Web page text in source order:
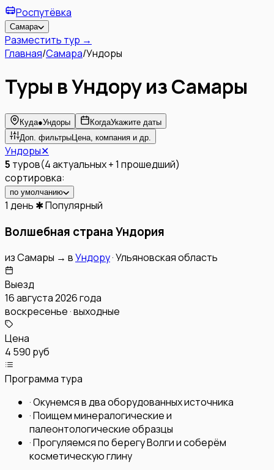
Роспутёвка
Самара
Разместить тур →
Главная/Самара/Ундоры
Туры в Ундору из Самары
Куда●Ундоры КогдаУкажите даты
Доп. фильтры Цена, компания и др.
Ундоры✕
5 туров(4актуальных+1 прошедший)
сортировка:
по умолчанию
1 день ✱ Популярный
Волшебная страна Ундория
изСамары → вУндору·Ульяновская область
Выезд
16 августа 2026 года
воскресенье · выходные
Цена
4 590 руб
Программа тура
·Окунемся в два оборудованных источника
·Поищем минералогические и
палеонтологические образцы
·Прогуляемся по берегу Волги и соберём
косметическую глину